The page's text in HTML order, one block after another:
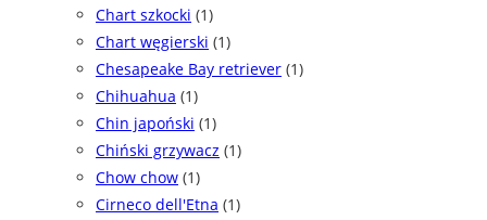
Chart szkocki (1)
Chart węgierski (1)
Chesapeake Bay retriever (1)
Chihuahua (1)
Chin japoński (1)
Chiński grzywacz (1)
Chow chow (1)
Cirneco dell'Etna (1)